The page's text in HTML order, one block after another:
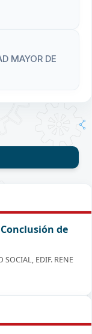
MAYOR DE
de
SOCIAL, EDIF. RENE